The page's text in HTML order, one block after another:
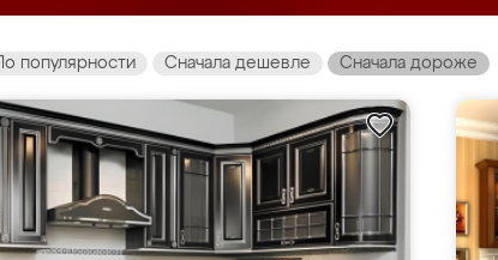
По популярности Сначала дешевле Сначала дороже